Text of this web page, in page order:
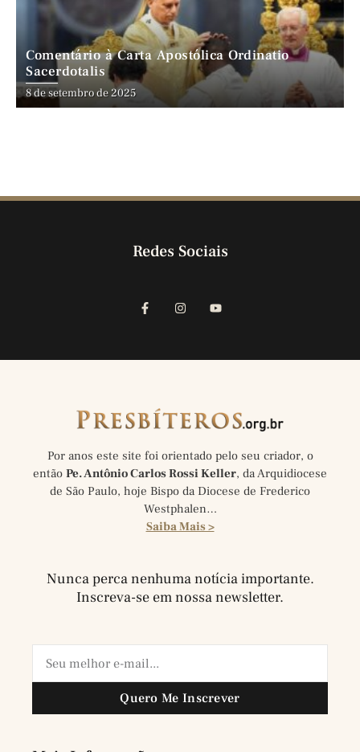
Comentário à Carta Apostólica Ordinatio
Sacerdotalis
8 de setembro de 2025
Redes Sociais
Por anos este site foi orientado pelo seu criador, o
então Pe. Antônio Carlos Rossi Keller, da Arquidiocese
de São Paulo, hoje Bispo da Diocese de Frederico
Westphalen…
Saiba Mais >
Nunca perca nenhuma notícia importante.
Inscreva-se em nossa newsletter.
Quero Me Inscrever